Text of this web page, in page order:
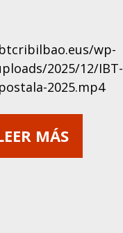
wp-
2025/12/IBT-
2025.mp4
MÁS